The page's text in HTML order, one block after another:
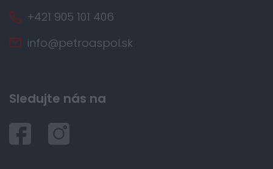
+421 905 101 406
info@petroaspol.sk
Sledujte nás na